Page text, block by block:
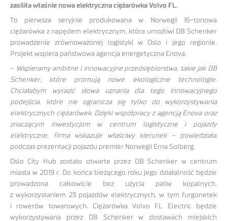
zasiliła właśnie nowa elektryczna ciężarówka Volvo FL.
To pierwsza seryjnie produkowana w Norwegii 16-tonowa
ciężarówka z napędem elektrycznym, która umożliwi DB Schenker
prowadzenie zrównoważonej logistyki w Oslo i jego regionie.
Projekt wspiera państwowa agencja energetyczna Enova.
– Wspieramy ambitne i innowacyjne przedsiębiorstwa, takie jak DB
Schenker, które promują nowe ekologiczne technologie.
Chciałabym wyrazić słowa uznania dla tego innowacyjnego
podejścia, które nie ogranicza się tylko do wykorzystywania
elektrycznych ciężarówek. Dzięki współpracy z agencją Enova oraz
znaczącym inwestycjom w centrum logistyczne i pojazdy
elektryczne, firma wskazuje właściwy kierunek– powiedziała
podczas prezentacji pojazdu premier Norwegii Erna Solberg.
Oslo City Hub zostało otwarte przez DB Schenker w centrum
miasta w 2019 r. Do końca bieżącego roku jego działalność będzie
prowadzona całkowicie bez użycia paliw kopalnych,
z wykorzystaniem 23 pojazdów elektrycznych, w tym furgonetek
i rowerów towarowych. Ciężarówka Volvo FL Electric będzie
wykorzystywana przez DB Schenker w dostawach miejskich